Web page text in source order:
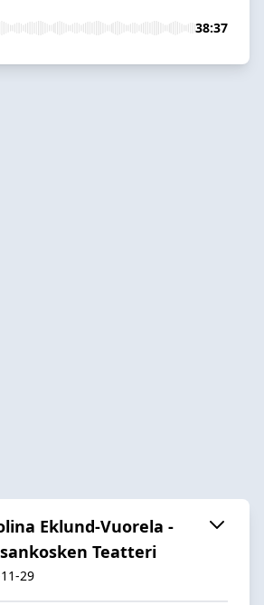
38:37
Eklund-Vuorela -
Teatteri
29